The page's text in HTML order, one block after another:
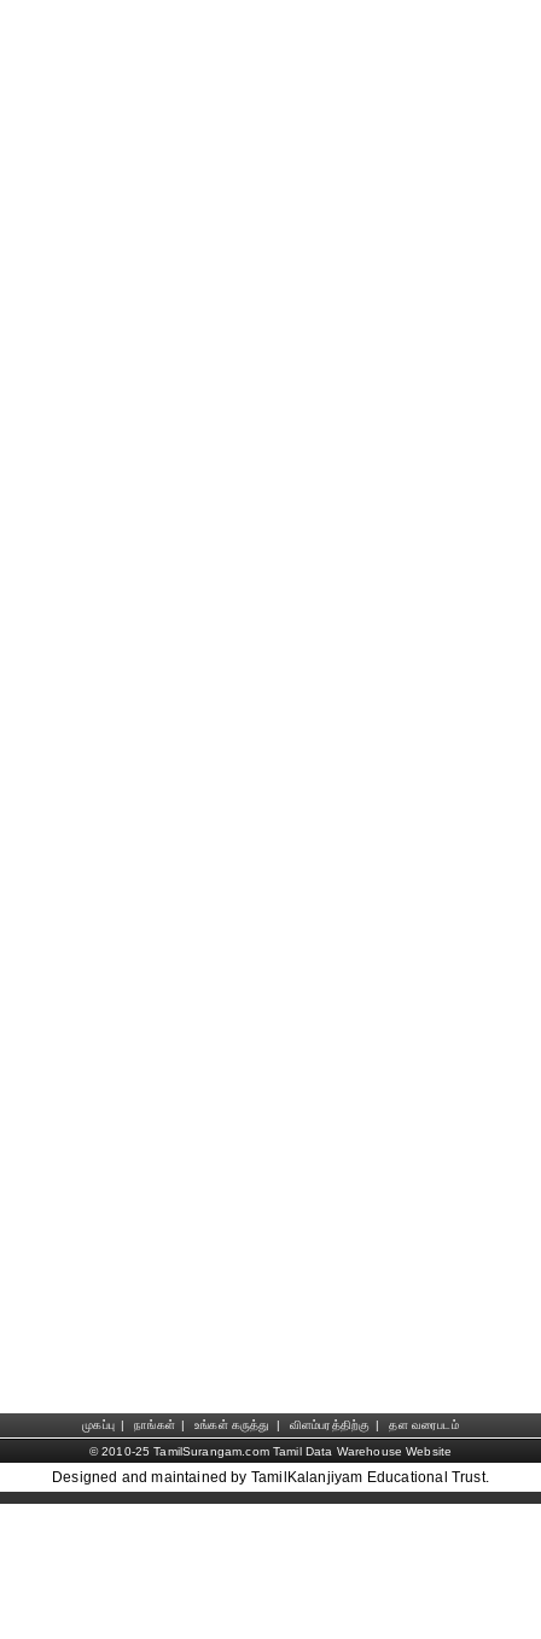
முகப்பு | நாங்கள் | உங்கள் கருத்து | விளம்பரத்திற்கு |
தள வரைபடம்
© 2010-25 TamilSurangam.com Tamil Data Warehouse Website
Designed and maintained by TamilKalanjiyam Educational Trust.